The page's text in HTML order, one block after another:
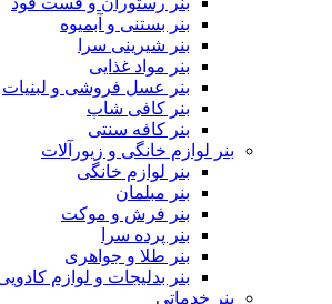
بنر بستنی و آبمیوه
بنر شیرینی سرا
بنر مواد غذایی
بنر عسل فروشی و لبنیات
بنر کافی شاپ
بنر کافه سنتی
بنر لوازم خانگی و زیورآلات
بنر لوازم خانگی
بنر مبلمان
بنر فرش و موکت
بنر پرده سرا
بنر طلا و جواهری
بنر بدلیجات و لوازم
بنر خدماتی